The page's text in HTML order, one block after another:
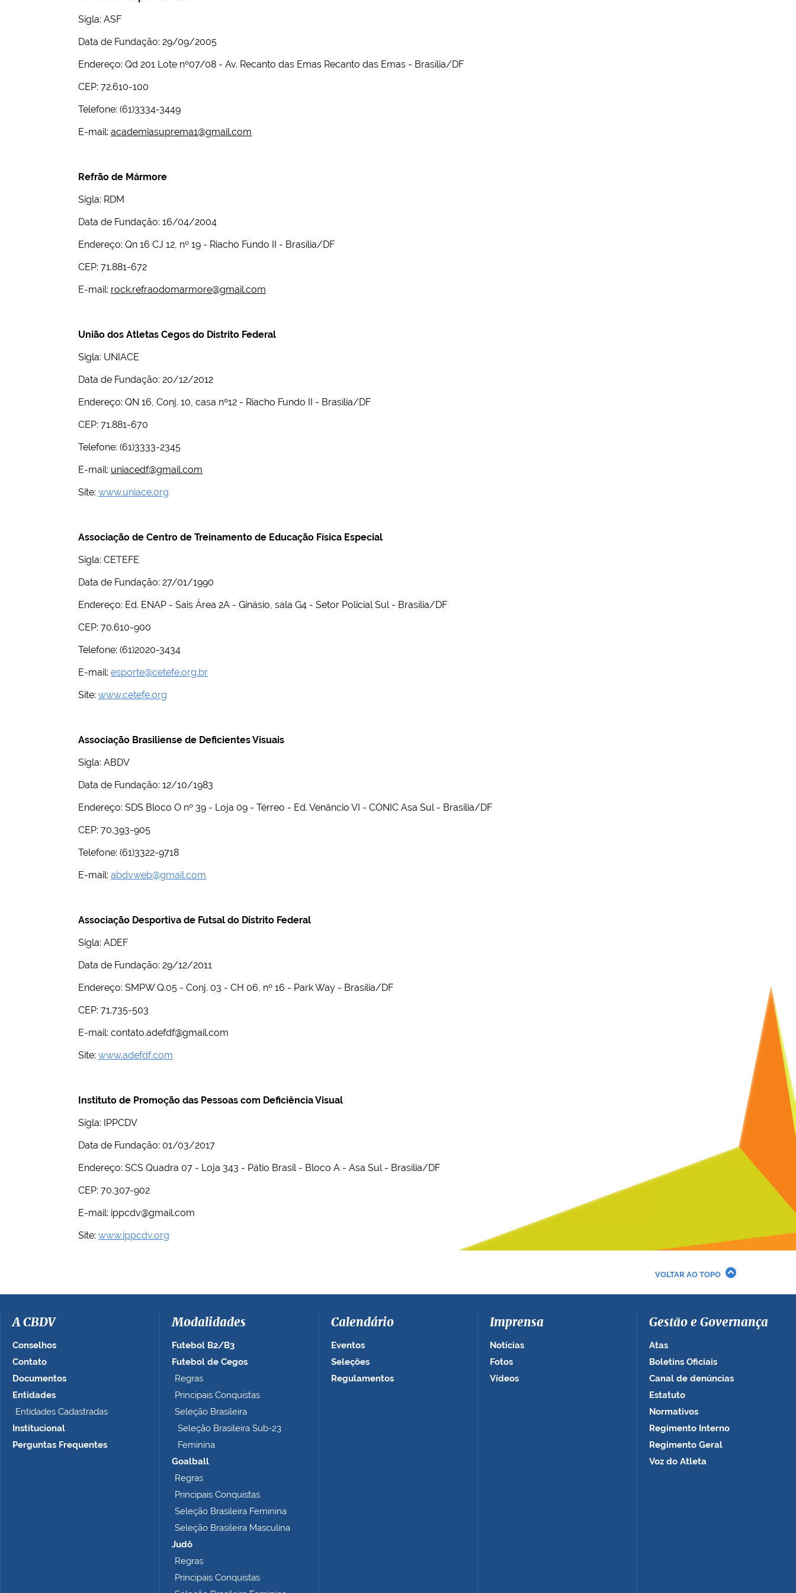
Sigla: ASF
Data de Fundação: 29/09/2005
Endereço: Qd 201 Lote nº07/08 - Av. Recanto das Emas Recanto das Emas - Brasília/DF
CEP: 72.610-100
Telefone: (61)3334-3449
E-mail: academiasuprema1@gmail.com
Refrão de Mármore
Sigla: RDM
Data de Fundação: 16/04/2004
Endereço: Qn 16 CJ 12, nº 19 - Riacho Fundo II - Brasília/DF
CEP: 71.881-672
E-mail: rock.refraodomarmore@gmail.com
União dos Atletas Cegos do Distrito Federal
Sigla: UNIACE
Data de Fundação: 20/12/2012
Endereço: QN 16, Conj. 10, casa nº12 - Riacho Fundo II - Brasilia/DF
CEP: 71.881-670
Telefone: (61)3333-2345
E-mail: uniacedf@gmail.com
Site: www.uniace.org
Associação de Centro de Treinamento de Educação Física Especial
Sigla: CETEFE
Data de Fundação: 27/01/1990
Endereço: Ed. ENAP - Sais Área 2A - Ginásio, sala G4 - Setor Policial Sul - Brasília/DF
CEP: 70.610-900
Telefone: (61)2020-3434
E-mail: esporte@cetefe.org.br
Site: www.cetefe.org
Associação Brasiliense de Deficientes Visuais
Sigla: ABDV
Data de Fundação: 12/10/1983
Endereço: SDS Bloco O nº 39 - Loja 09 - Térreo - Ed. Venâncio VI - CONIC Asa Sul - Brasília/DF
CEP: 70.393-905
Telefone: (61)3322-9718
E-mail: abdvweb@gmail.com
Associação Desportiva de Futsal do Distrito Federal
Sigla: ADEF
Data de Fundação: 29/12/2011
Endereço: SMPW Q.05 - Conj. 03 - CH 06, nº 16 - Park Way - Brasília/DF
CEP: 71.735-503
E-mail: contato.adefdf@gmail.com
Site: www.adefdf.com
Instituto de Promoção das Pessoas com Deficiência Visual
Sigla: IPPCDV
Data de Fundação: 01/03/2017
Endereço: SCS Quadra 07 - Loja 343 - Pátio Brasil - Bloco A - Asa Sul - Brasília/DF
CEP: 70.307-902
E-mail: ippcdv@gmail.com
Site: www.ippcdv.org
VOLTAR AO TOPO
A CBDV
Conselhos
Contato
Documentos
Entidades
Entidades Cadastradas
Institucional
Perguntas Frequentes
Modalidades
Futebol B2/B3
Futebol de Cegos
Regras
Principais Conquistas
Seleção Brasileira
Seleção Brasileira Sub-23
Feminina
Goalball
Regras
Principais Conquistas
Seleção Brasileira Feminina
Seleção Brasileira Masculina
Judô
Regras
Principais Conquistas
Calendário
Eventos
Seleções
Regulamentos
Imprensa
Notícias
Fotos
Vídeos
Gestão e Governança
Atas
Boletins Oficiais
Canal de denúncias
Estatuto
Normativos
Regimento Interno
Regimento Geral
Voz do Atleta